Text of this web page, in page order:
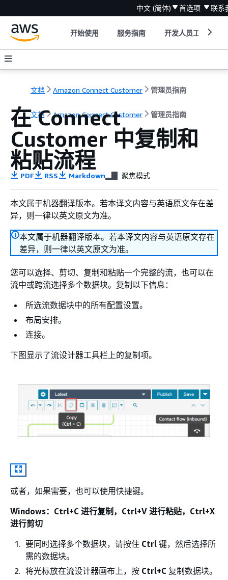
中文 (简体) 首选项 联系
开始使用 服务指南 开发人员工具
文档 Amazon Connect Customer 管理员指南
文档 Amazon Connect Customer 管理员指南
在 Connect
Customer 中复制和
粘贴流程
PDF RSS Markdown 聚焦模式
本文属于机器翻译版本。若本译文内容与英语原文存在差
异，则一律以英文原文为准。
本文属于机器翻译版本。若本译文内容与英语原文存在
差异，则一律以英文原文为准。
您可以选择、剪切、复制和粘贴一个完整的流，也可以在
流中或跨流选择多个数据块。复制以下信息：
所选流数据块中的所有配置设置。
布局安排。
连接。
下图显示了流设计器工具栏上的复制项。
或者，如果需要，也可以使用快捷键。
Windows：Ctrl+C 进行复制，Ctrl+V 进行粘贴，Ctrl+X
进行剪切
要同时选择多个数据块，请按住 Ctrl 键，然后选择所
需的数据块。
将光标放在流设计器画布上，按 Ctrl+C 复制数据块。